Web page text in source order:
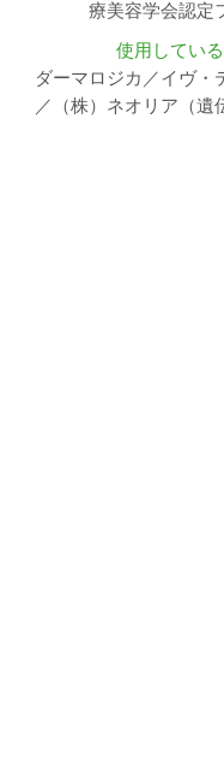
療美容学会認定
使用してい
ダーマロジカ／イヴ・
／（株）ネオリア（遺